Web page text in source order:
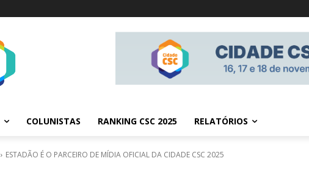
COLUNISTAS RANKING CSC 2025 RELATÓRIOS
ESTADÃO É O PARCEIRO DE MÍDIA OFICIAL DA CIDADE CSC 2025